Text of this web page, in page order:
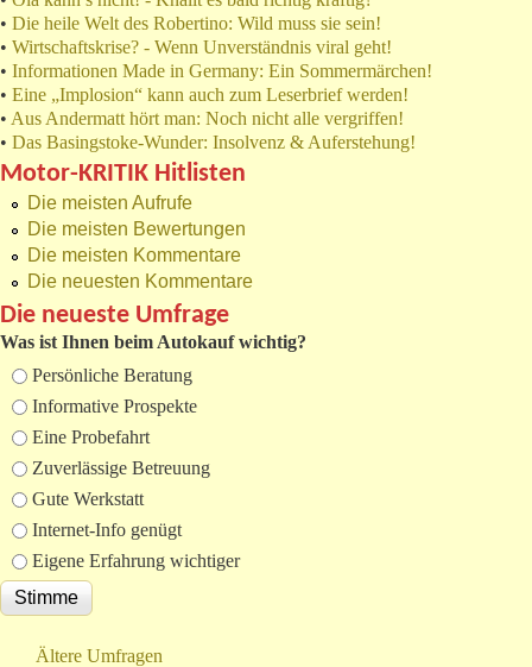
• Die heile Welt des Robertino: Wild muss sie sein!
• Wirtschaftskrise? - Wenn Unverständnis viral geht!
• Informationen Made in Germany: Ein Sommermärchen!
• Eine „Implosion“ kann auch zum Leserbrief werden!
• Aus Andermatt hört man: Noch nicht alle vergriffen!
• Das Basingstoke-Wunder: Insolvenz & Auferstehung!
Motor-KRITIK Hitlisten
Die meisten Aufrufe
Die meisten Bewertungen
Die meisten Kommentare
Die neuesten Kommentare
Die neueste Umfrage
Was ist Ihnen beim Autokauf wichtig?
Auswahlmöglichkeiten
Persönliche Beratung
Informative Prospekte
Eine Probefahrt
Zuverlässige Betreuung
Gute Werkstatt
Internet-Info genügt
Eigene Erfahrung wichtiger
Ältere Umfragen